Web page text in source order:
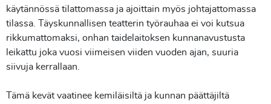
käytännössä tilattomassa ja ajoittain myös johtajattomassa
tilassa. Täyskunnallisen teatterin työrauhaa ei voi kutsua
rikkumattomaksi, onhan taidelaitoksen kunnanavustusta
leikattu joka vuosi viimeisen viiden vuoden ajan, suuria
siivuja kerrallaan.
Tämä kevät vaatinee kemiläisiltä ja kunnan päättäjiltä